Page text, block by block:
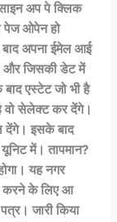
अप पे क्लिक
पेज ओपेन हो
अपना ईमेल आई
और जिसकी डेट में
एस्टेट जो भी है
वो सेलेक्ट कर देंगे।
देंगे। इसके बाद
में। तापमान?
यह नगर
करने के लिए आ
जारी किया